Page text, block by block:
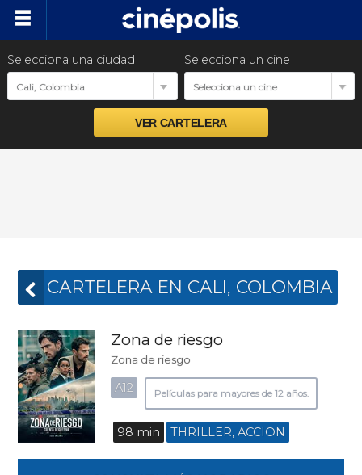
Selecciona una ciudad
Cali, Colombia
Selecciona un cine
Selecciona un cine
CARTELERA EN CALI, COLOMBIA
Zona de riesgo
Zona de riesgo
A12 Películas para mayores de 12 años.
98 min THRILLER, ACCION